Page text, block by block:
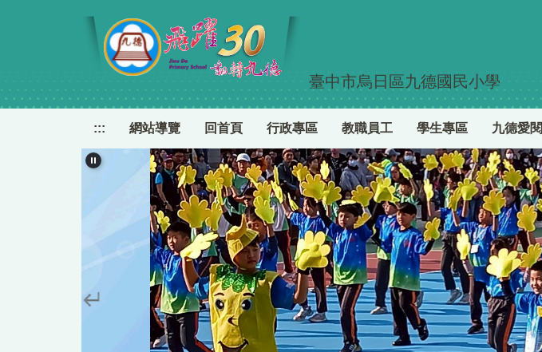
容
臺中市烏日區九德國民小學
::: 網站導覽 回首頁 行政專區 教職員工 學生專區 九德愛閱